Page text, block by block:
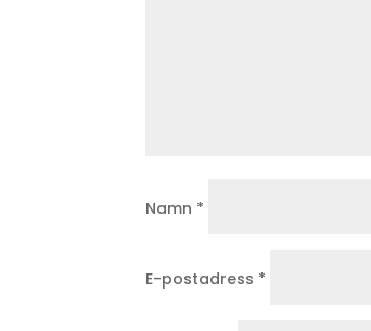
Namn *
E-postadress *